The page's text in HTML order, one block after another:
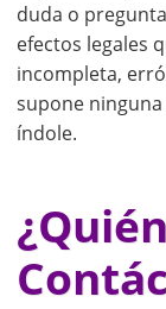
duda o
efectos legales
incompleta,
supone
índole.